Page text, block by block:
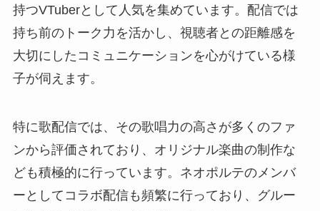
持つVTuberとして人気を集めています。配信では
持ち前のトーク力を活かし、視聴者との距離感を
大切にしたコミュニケーションを心がけている様
子が伺えます。
特に歌配信では、その歌唱力の高さが多くのファ
ンから評価されており、オリジナル楽曲の制作な
ども積極的に行っています。ネオポルテのメンバ
ーとしてコラボ配信も頻繁に行っており、グルー